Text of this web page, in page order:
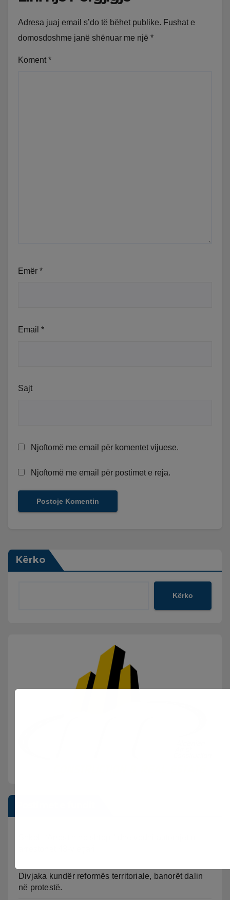
Adresa juaj email s’do të bëhet publike. Fushat e
domosdoshme janë shënuar me një *
Koment *
Emër *
Email *
Sajt
Njoftomë me email për komentet vijuese.
Njoftomë me email për postimet e reja.
Kërko
Kërko
Divjaka kundër reformës territoriale, banorët dalin
në protestë.